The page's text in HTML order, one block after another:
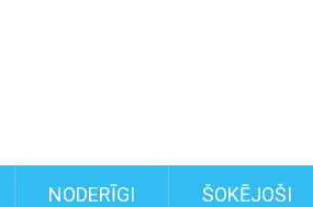
NODERĪGI ŠOKĒJOŠI